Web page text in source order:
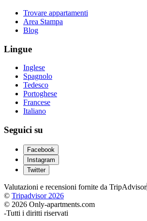
Trovare appartamenti
Area Stampa
Blog
Lingue
Inglese
Spagnolo
Tedesco
Portoghese
Francese
Italiano
Seguici su
Facebook
Instagram
Twitter
Valutazioni e recensioni fornite da TripAdvisor
© Tripadvisor 2026
© 2026 Only-apartments.com
-Tutti i diritti riservati